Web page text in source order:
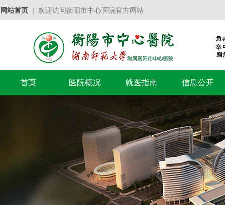
网站首页 | 欢迎访问衡阳市中心医院官方网站
首页 医院概况 就医指南 信息公开